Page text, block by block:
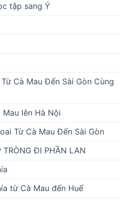
tập sang Ý
Cà Mau Đến Sài Gòn Cùng
lên Hà Nội
Từ Cà Mau Đến Sài Gòn
TRÒNG ĐI PHẦN LAN
từ Cà Mau đến Huế